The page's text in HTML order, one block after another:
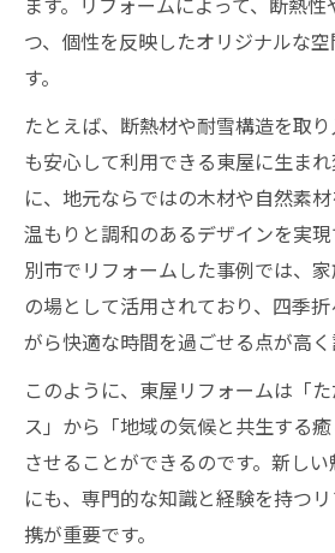
信頼できるリフォーム会
東屋リフォームで重視す
地域に根ざしたリフォー
リフォーム会社選びが結
耐久性重視の東屋リフォーム
リフォームで実現する東
耐久性向上のためのリフ
気候対策を意識したリフ
東屋リフォームで長持ち
専門家が語る耐久性リフ
雪に強い東屋リフォームの秘
リフォームで叶える雪に
つ、個性を反映したオリジナルな
す。
たとえば、断熱材や耐雪構造を取
も安心して利用できる東屋に生ま
に、地元ならではの木材や自然素材
温もりと調和のあるデザインを実
別市でリフォームした事例では、
の場として活用されており、四季
がら快適な時間を過ごせる点が高く
このように、東屋リフォームは「
ス」から「地域の気候と共生する
させることができるのです。新し
にも、専門的な知識と経験を持つ
携が重要です。